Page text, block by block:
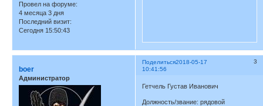
Провел на форуме:
4 месяца 3 дня
Последний визит:
Сегодня 15:50:43
Поделиться 3
2018-05-17
10:41:56
boer
Администратор
Гетчель Густав Иванович
Должность/звание: рядовой